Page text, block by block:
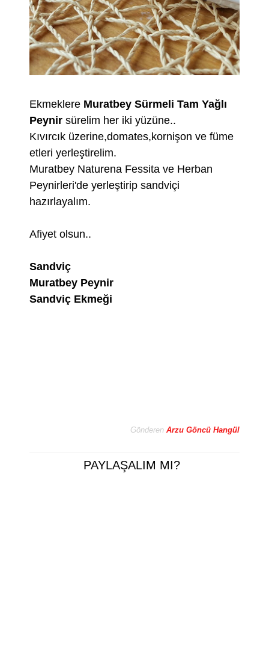
Ekmeklere Muratbey Sürmeli Tam Yağlı
Peynir sürelim her iki yüzüne..
Kıvırcık üzerine,domates,kornişon ve füme
etleri yerleştirelim.
Muratbey Naturena Fessita ve Herban
Peynirleri'de yerleştirip sandviçi
hazırlayalım.
Afiyet olsun..
Sandviç
Muratbey Peynir
Sandviç Ekmeği
Gönderen Arzu Göncü Hangül
PAYLAŞALIM MI?